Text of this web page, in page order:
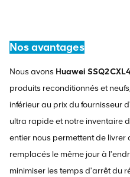
Nos avantages
Nous avons Huawei SSQ2CXL4
produits reconditionnés et
inférieur au prix du fournisseur
ultra rapide et notre inventaire
entier nous permettent de
remplacés le même jour à
minimiser les temps d'arrêt du